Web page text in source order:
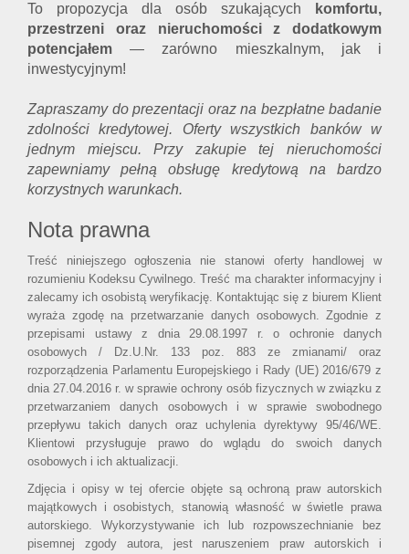
To propozycja dla osób szukających
komfortu,
przestrzeni oraz nieruchomości z dodatkowym
potencjałem — zarówno mieszkalnym, jak i
inwestycyjnym!
Zapraszamy do prezentacji oraz na bezpłatne badanie
zdolności kredytowej. Oferty wszystkich banków w
jednym miejscu. Przy zakupie tej nieruchomości
zapewniamy pełną obsługę kredytową na bardzo
korzystnych warunkach.
Nota prawna
Treść niniejszego ogłoszenia nie stanowi oferty handlowej w
rozumieniu Kodeksu Cywilnego. Treść ma charakter informacyjny i
zalecamy ich osobistą weryfikację. Kontaktując się z biurem Klient
wyraża zgodę na przetwarzanie danych osobowych. Zgodnie z
przepisami ustawy z dnia 29.08.1997 r. o ochronie danych
osobowych / Dz.U.Nr. 133 poz. 883 ze zmianami/ oraz
rozporządzenia Parlamentu Europejskiego i Rady (UE) 2016/679 z
dnia 27.04.2016 r. w sprawie ochrony osób fizycznych w związku z
przetwarzaniem danych osobowych i w sprawie swobodnego
przepływu takich danych oraz uchylenia dyrektywy 95/46/WE.
Klientowi przysługuje prawo do wglądu do swoich danych
osobowych i ich aktualizacji.
Zdjęcia i opisy w tej ofercie objęte są ochroną praw autorskich
majątkowych i osobistych, stanowią własność w świetle prawa
autorskiego. Wykorzystywanie ich lub rozpowszechnianie bez
pisemnej zgody autora, jest naruszeniem praw autorskich i